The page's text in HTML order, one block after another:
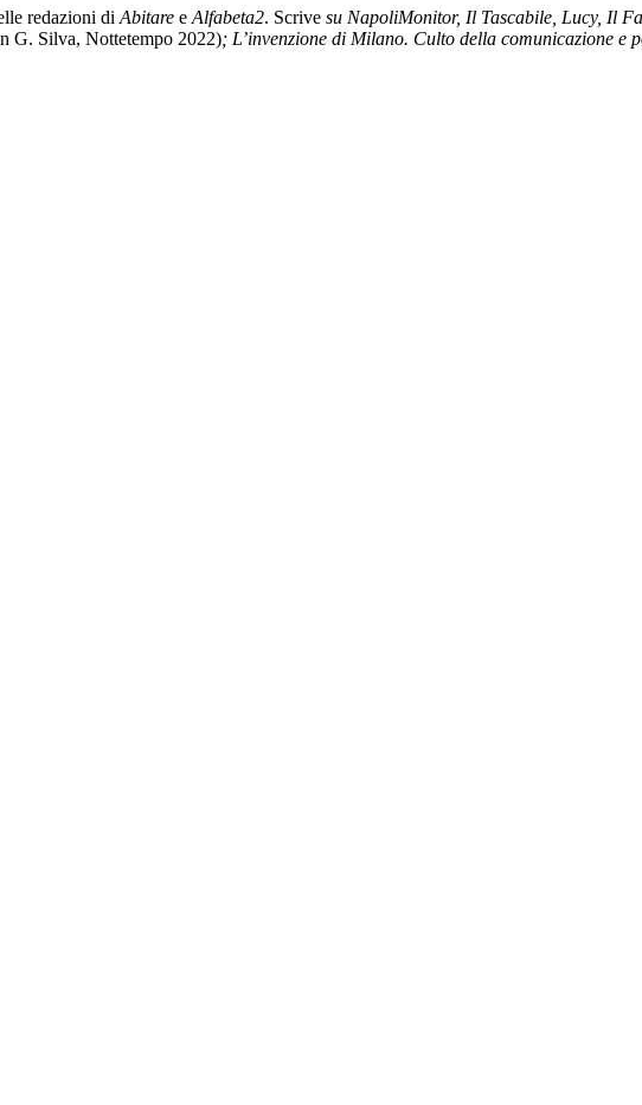
redazioni di Abitare e Alfabeta2. Scrive su NapoliMonitor, Il Tascabile, Lucy, Il
G. Silva, Nottetempo 2022); L’invenzione di Milano. Culto della comunicazione e